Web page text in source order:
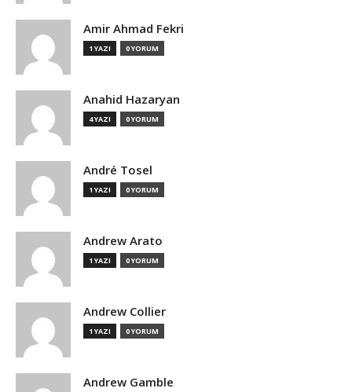
Amir Ahmad Fekri
1 YAZI 0 YORUM
Anahid Hazaryan
4 YAZI 0 YORUM
André Tosel
1 YAZI 0 YORUM
Andrew Arato
1 YAZI 0 YORUM
Andrew Collier
1 YAZI 0 YORUM
Andrew Gamble